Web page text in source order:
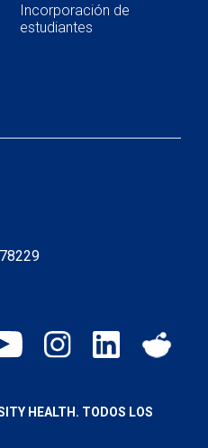
Incorporación de
estudiantes
HEALTH. TODOS LOS